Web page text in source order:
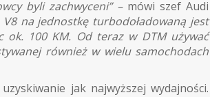
byli zachwyceni” –mówi szef Audi
na jednostkę turbodoładowaną jest
100 KM. Od teraz w DTM używać
również w wielu samochodach
jak najwyższej wydajności.